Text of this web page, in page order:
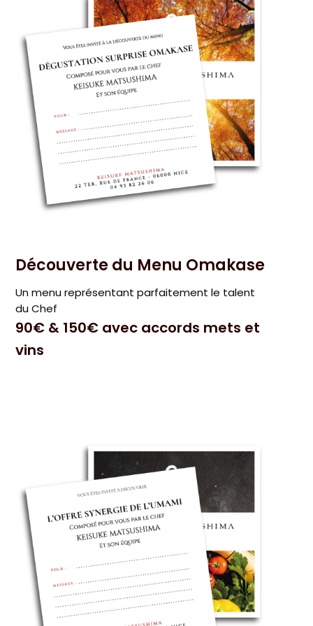
Découverte du Menu Omakase
Un menu représentant parfaitement le talent
du Chef
90€ & 150€ avec accords mets et
vins